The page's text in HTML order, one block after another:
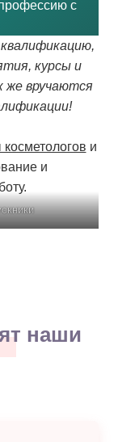
с
курсы и
же вручаются
косметологов и
и
наши